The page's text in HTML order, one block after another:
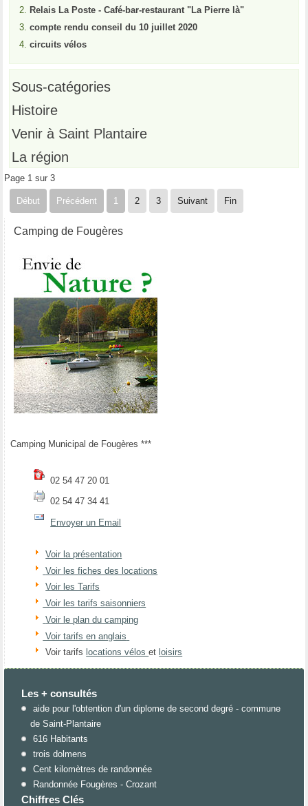
Relais La Poste - Café-bar-restaurant "La Pierre là"
compte rendu conseil du 10 juillet 2020
circuits vélos
Sous-catégories
Histoire
Venir à Saint Plantaire
La région
Page 1 sur 3
Début Précédent 1 2 3 Suivant Fin
Camping de Fougères
Camping Municipal de Fougères ***
02 54 47 20 01
02 54 47 34 41
Envoyer un Email
Voir la présentation
Voir les fiches des locations
Voir les Tarifs
Voir les tarifs saisonniers
Voir le plan du camping
Voir tarifs en anglais
Voir tarifs locations véloset loisirs
Les + consultés
aide pour l'obtention d'un diplome de second degré - commune
de Saint-Plantaire
616 Habitants
trois dolmens
Cent kilomètres de randonnée
Randonnée Fougères - Crozant
Chiffres Clés